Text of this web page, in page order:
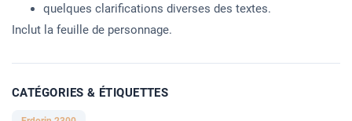
quelques clarifications diverses des textes.
Inclut la feuille de personnage.
CATÉGORIES & ÉTIQUETTES